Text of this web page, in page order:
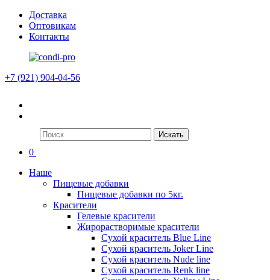
Доставка
Оптовикам
Контакты
+7 (921) 904-04-56
Искать
0
Наше
Пищевые добавки
Пищевые добавки по 5кг.
Красители
Гелевые красители
Жирорастворимые красители
Сухой краситель Blue Line
Сухой краситель Joker Line
Сухой краситель Nude line
Сухой краситель Renk line